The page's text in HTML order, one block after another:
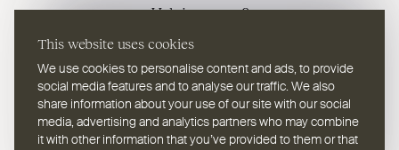
This website uses cookies
We use cookies to personalise content and ads, to provide
social media features and to analyse our traffic. We also
share information about your use of our site with our social
media, advertising and analytics partners who may combine
it with other information that you’ve provided to them or that
Heb je vragen?